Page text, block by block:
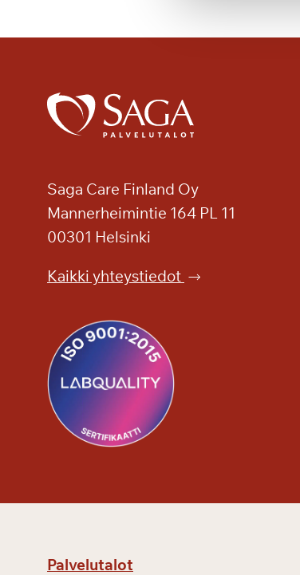
Saga Care Finland Oy
Mannerheimintie 164 PL 11
00301 Helsinki
Kaikki yhteystiedot
Palvelutalot